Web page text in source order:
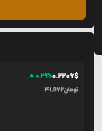
0.29%0.2206$
41,862تومان